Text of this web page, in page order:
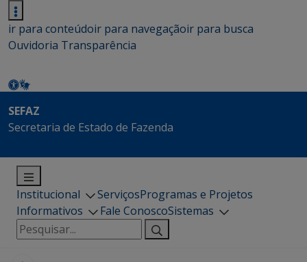
ir para conteúdoir para navegaçãoir para busca
Ouvidoria Transparência
SEFAZ
Secretaria de Estado de Fazenda
Institucional ServiçosProgramas e Projetos
Informativos
Fale ConoscoSistemas
Pesquisar
por: